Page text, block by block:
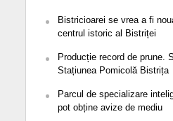
Bistricioarei se vrea a fi
centrul istoric al Bistriței
Producție record de prune.
Stațiunea Pomicolă Bistrița
Parcul de specializare
pot obține avize de mediu